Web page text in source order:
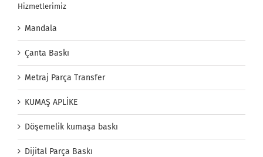
Hizmetlerimiz
Mandala
Çanta Baskı
Metraj Parça Transfer
KUMAŞ APLİKE
Döşemelik kumaşa baskı
Dijital Parça Baskı